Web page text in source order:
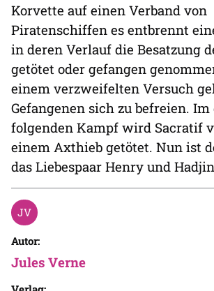
Korvette auf einen Verband von
Piratenschiffen es entbrennt
in deren Verlauf die Besatzung
getötet oder gefangen
einem verzweifelten Versuch
Gefangenen sich zu befreien.
folgenden Kampf wird Sacratif
einem Axthieb getötet. Nun ist
das Liebespaar Henry und
Autor:
Jules Verne